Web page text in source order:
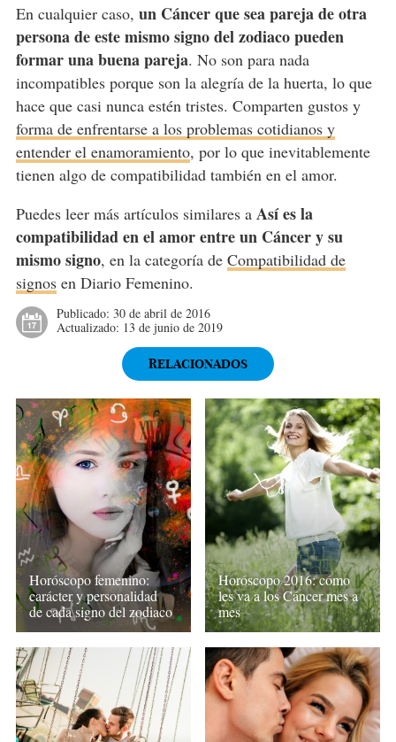
En cualquier caso, un Cáncer que sea pareja de otra
persona de este mismo signo del zodiaco pueden
formar una buena pareja. No son para nada
incompatibles porque son la alegría de la huerta, lo que
hace que casi nunca estén tristes. Comparten gustos y
forma de enfrentarse a los problemas cotidianos y
entender el enamoramiento, por lo que inevitablemente
tienen algo de compatibilidad también en el amor.
Puedes leer más artículos similares a Así es la
compatibilidad en el amor entre un Cáncer y su
mismo signo, en la categoría de Compatibilidad de
signosen Diario Femenino.
Publicado: 30 de abril de 2016
Actualizado: 13 de junio de 2019
RELACIONADOS
Horóscopo femenino:
carácter y personalidad
de cada signo del zodiaco
Horóscopo 2016: cómo
les va a los Cáncer mes a
mes